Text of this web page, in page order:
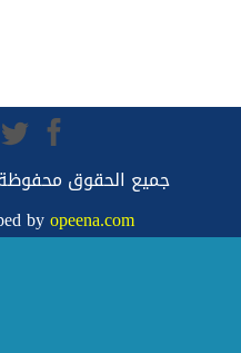
جميع الحقوق محفوظة
byopeena.com